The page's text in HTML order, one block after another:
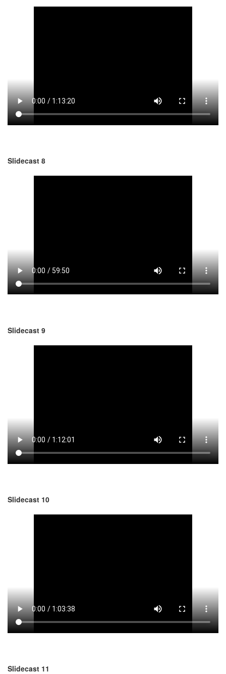
Slidecast 8
Slidecast 9
Slidecast 10
Slidecast 11